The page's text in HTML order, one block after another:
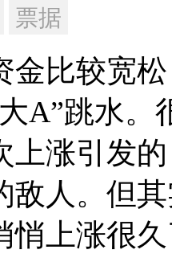
票据
比较宽松
A”跳水。
上涨引发
敌人。但
悄上涨很